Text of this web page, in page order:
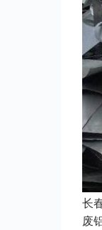
长
废